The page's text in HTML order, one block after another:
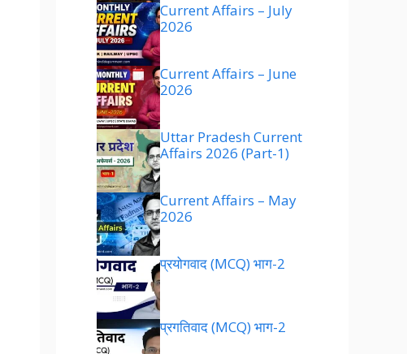
Current Affairs – July
2026
Current Affairs – June
2026
Uttar Pradesh Current
Affairs 2026 (Part-1)
Current Affairs – May
2026
प्रयोगवाद (MCQ) भाग-2
प्रगतिवाद (MCQ) भाग-2